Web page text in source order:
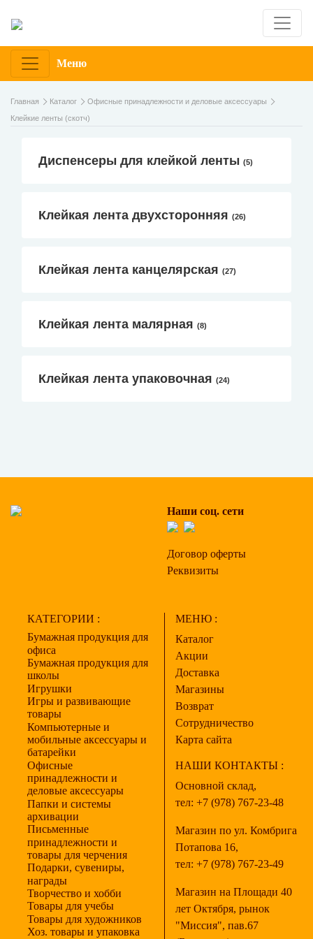
Меню
Главная Каталог
Офисные принадлежности и деловые аксессуары
Клейкие ленты (скотч)
Диспенсеры для клейкой ленты (5)
Клейкая лента двухсторонняя (26)
Клейкая лента канцелярская (27)
Клейкая лента малярная (8)
Клейкая лента упаковочная (24)
Наши соц. сети
Договор оферты
Реквизиты
КАТЕГОРИИ :
Бумажная продукция для
офиса
Бумажная продукция для
школы
Игрушки
Игры и развивающие
товары
Компьютерные и
мобильные аксессуары и
батарейки
Офисные
принадлежности и
деловые аксессуары
Папки и системы
архивации
Письменные
принадлежности и
товары для черчения
Подарки, сувениры,
награды
Творчество и хобби
Товары для учебы
Товары для художников
Хоз. товары и упаковка
МЕНЮ :
Каталог
Акции
Доставка
Магазины
Возврат
Сотрудничество
Карта сайта
НАШИ КОНТАКТЫ :
Основной склад,
тел: +7 (978) 767-23-48
Магазин по ул. Комбрига
Потапова 16,
тел: +7 (978) 767-23-49
Магазин на Площади 40
лет Октября, рынок
"Миссия", пав.67